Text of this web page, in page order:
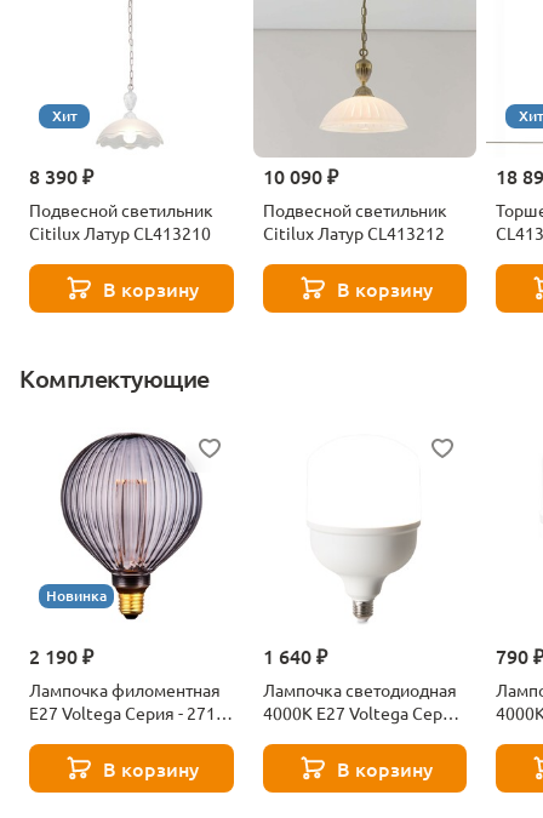
Хит
8 390 ₽
Подвесной светильник
Citilux Латур CL413210
В корзину
10 090 ₽
Подвесной светильник
Citilux Латур CL413212
В корзину
Хит
18
Комплектующие
Новинка
2 190 ₽
Лампочка филоментная
Е27 Voltega Серия - 271
В корзину
1 640 ₽
Лампочка светодиодная
4000К Е27 Voltega Серия
В корзину
790